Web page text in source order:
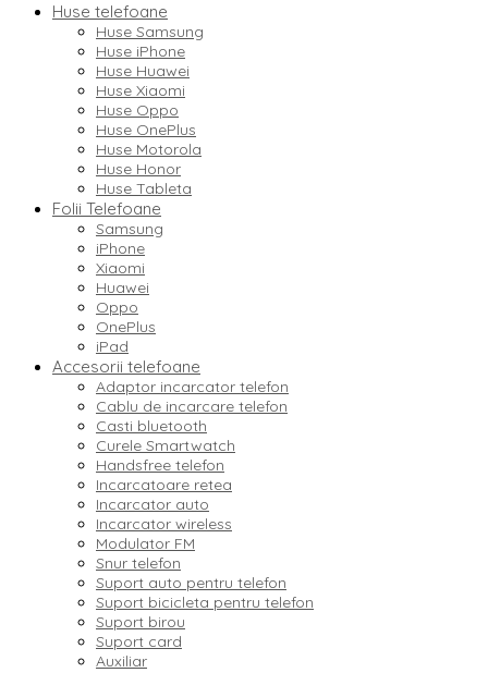
Huse telefoane
Huse Samsung
Huse iPhone
Huse Huawei
Huse Xiaomi
Huse Oppo
Huse OnePlus
Huse Motorola
Huse Honor
Huse Tableta
Folii Telefoane
Samsung
iPhone
Xiaomi
Huawei
Oppo
OnePlus
iPad
Accesorii telefoane
Adaptor incarcator telefon
Cablu de incarcare telefon
Casti bluetooth
Curele Smartwatch
Handsfree telefon
Incarcatoare retea
Incarcator auto
Incarcator wireless
Modulator FM
Snur telefon
Suport auto pentru telefon
Suport bicicleta pentru telefon
Suport birou
Suport card
Auxiliar